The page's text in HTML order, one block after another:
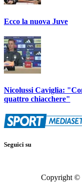
Ecco la nuova Juve
Nicolussi Caviglia:
quattro chiacchere"
Seguici su
Copyright ©